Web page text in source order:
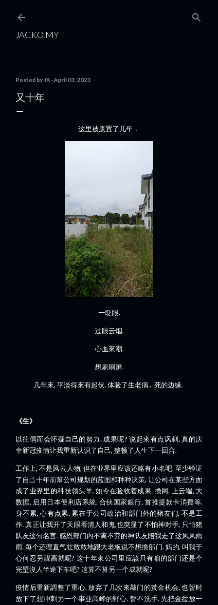
JACKO.MY
Posted byJK April 03, 2023
又十年
这里被废置了几年．
一眨眼.
过眼云烟.
心血來潮.
想刷刷屏.
几年來, 平淡得來有起伏. 体验了生老病... 死的边缘.
《生》
以往偶而会怀疑自己的努力. 成果呢? 说起來有点讽刺, 真的庆
幸新冠疫情让我重新认识了自己, 整顿了人生下一回合.
工作上, 不是风云人物, 但在业界里应该还略有小名吧. 至少验证
了自己十年前幫公司规划的蓝图和种种决策, 让公司在某些方面
成了业界里的科技领头羊, 如今在验收着成果. 換网, 上云端, 大
数据, 启用日本便利店系統, 合伙国家銀行, 首推提款卡消費等.
身不累, 心有点累. 累在于公司政治和部门外的豬友们, 不是工
作. 真正让我开了天眼看清人和鬼,也突显了不怕神对手, 只怕猪
队友这句名言. 感恩部门内不离不弃的神队友陪我走了这风风雨
雨. 每个还理直气壮敢敢地跟大老板说不想換部门. 妈的, 叫我于
心何忍另謀高就呢? 这十年來公司里应該只有咱的部门还是个
完壁沒人半途下车吧? 这算不算另一个成就呢?
疫情后重新調整了重心. 放弃了几次來敲门的黃金机会, 也暂时
放下了想冲刺另一个事业高峰的野心. 暂不洗手, 先把金盆放一